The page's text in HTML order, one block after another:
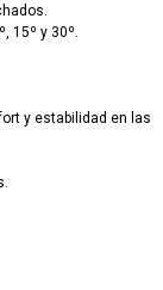
15º y 30º.
y estabilidad en las